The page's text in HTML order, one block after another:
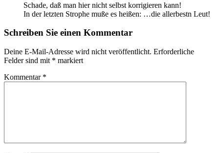
Schade, daß man hier nicht selbst korrigieren kann!
In der letzten Strophe muße es heißen: …die allerbestn Leut!
Schreiben Sie einen Kommentar
Deine E-Mail-Adresse wird nicht veröffentlicht. Erforderliche
Felder sind mit * markiert
Kommentar *